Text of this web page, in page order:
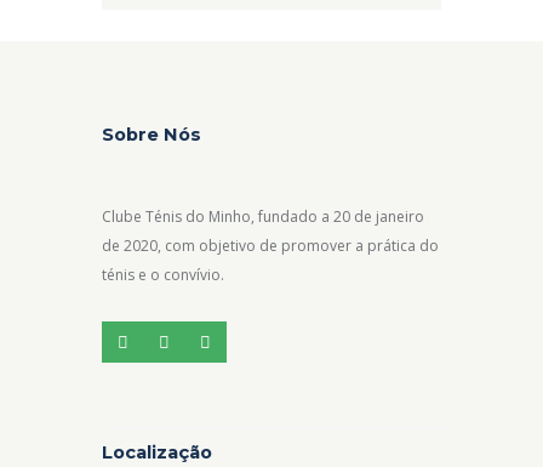
Sobre Nós
Clube Ténis do Minho, fundado a 20 de janeiro
de 2020, com objetivo de promover a prática do
ténis e o convívio.
Localização